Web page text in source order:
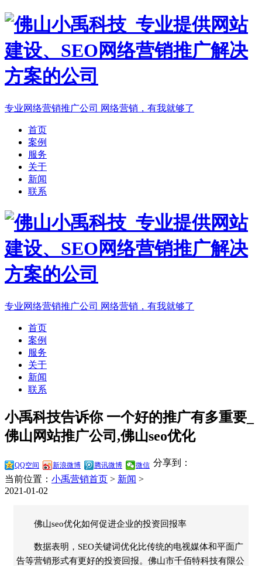
专业网络营销推广公司 网络营销，有我就够了
首页
案例
服务
关于
新闻
联系
专业网络营销推广公司 网络营销，有我就够了
首页
案例
服务
关于
新闻
联系
小禹科技告诉你 一个好的推广有多重要_
佛山网站推广公司,佛山seo优化
分享到：
QQ空间 新浪微博 腾讯微博 微信
当前位置： 小禹营销首页 > 新闻 >
2021-01-02
佛山seo优化如何促进企业的投资回报率
数据表明，SEO关键词优化比传统的电视媒体和平面广
告等营销形式有更好的投资回报。佛山市千佰特科技有限公